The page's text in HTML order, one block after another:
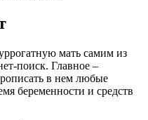
мать самим из
поиск. Главное –
в нем любые
беременности и средств